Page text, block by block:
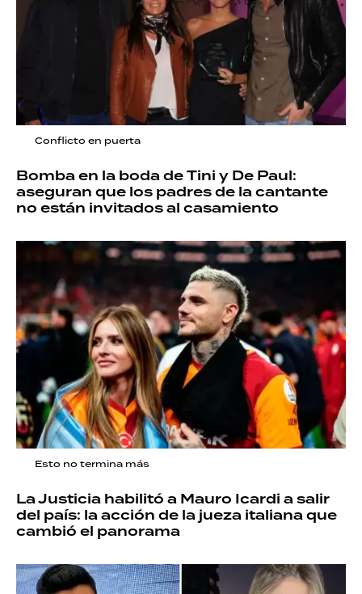
Conflicto en puerta
Bomba en la boda de Tini y De Paul:
aseguran que los padres de la cantante
no están invitados al casamiento
Esto no termina más
La Justicia habilitó a Mauro Icardi a salir
del país: la acción de la jueza italiana que
cambió el panorama